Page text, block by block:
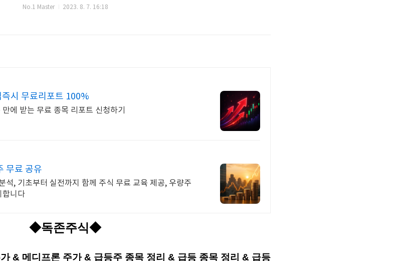
No.1 Master 2023. 8. 7. 16:18
시 무료리포트 100%
에 받는 무료 종목 리포트 신청하기
무료 공유
석, 기초부터 실전까지 함께 주식 무료 교육 제공, 우량주
합니다
◆독존주식◆
& 메디프론 주가 & 급등주 종목 정리 & 급등 종목 정리 & 급등